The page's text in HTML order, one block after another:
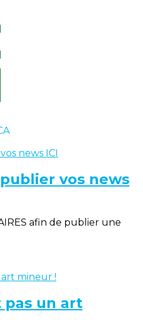
vos news
afin de publier une
pas un art